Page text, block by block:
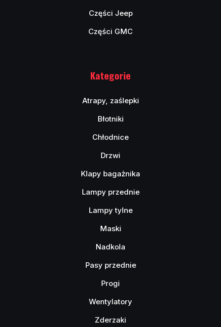
Części Jeep
Części GMC
Kategorie
Atrapy, zaślepki
Błotniki
Chłodnice
Drzwi
Klapy bagażnika
Lampy przednie
Lampy tylne
Maski
Nadkola
Pasy przednie
Progi
Wentylatory
Zderzaki